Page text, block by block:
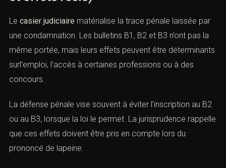
Le casier judiciaire matérialise la trace pénale laissée par
une condamnation. Les bulletins B1, B2 et B3 n’ont pas la
même portée, mais leurs effets peuvent être déterminants
surl’emploi, l’accès à certaines professions ou à des
concours.
La défense pénale vise souvent à éviter l’inscription au B2
ou au B3, lorsque la loi le permet. La jurisprudence rappelle
que ces effets doivent être pris en compte lors du
prononcé de lapeine.